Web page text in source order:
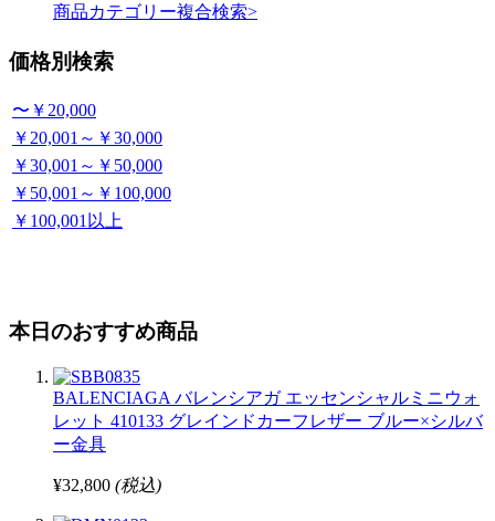
商品カテゴリー複合検索>
価格別検索
〜￥20,000
￥20,001～￥30,000
￥30,001～￥50,000
￥50,001～￥100,000
￥100,001以上
本日のおすすめ商品
BALENCIAGA バレンシアガ エッセンシャルミニウォ
レット 410133 グレインドカーフレザー ブルー×シルバ
ー金具
¥32,800 (税込)